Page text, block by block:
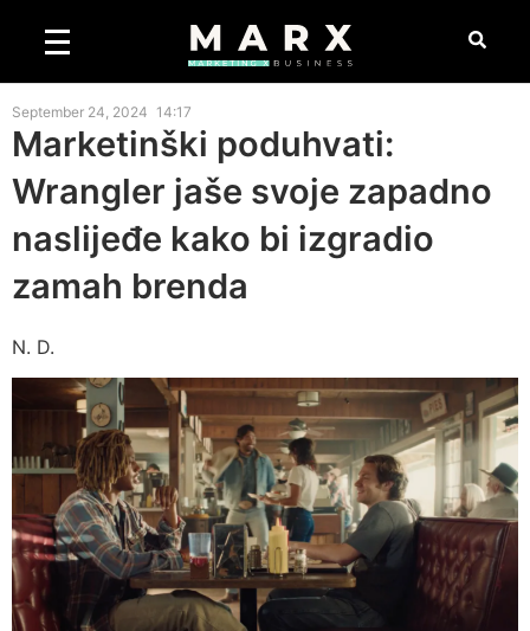
September 24, 2024 14:17
Marketinški poduhvati:
Wrangler jaše svoje zapadno
naslijeđe kako bi izgradio
zamah brenda
N. D.